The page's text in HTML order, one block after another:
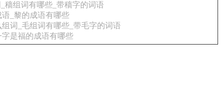
穑组词有哪些_带穑字的词语
_黎的成语有哪些
词_毛组词有哪些_带毛字的词语
是福的成语有哪些